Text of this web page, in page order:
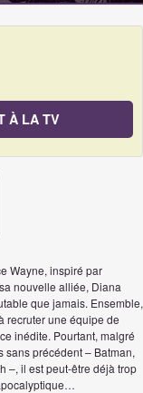
À LA TV
Wayne, inspiré par
nouvelle alliée, Diana
que jamais. Ensemble,
recruter une équipe de
inédite. Pourtant, malgré
sans précédent – Batman,
–, il est peut-être déjà trop